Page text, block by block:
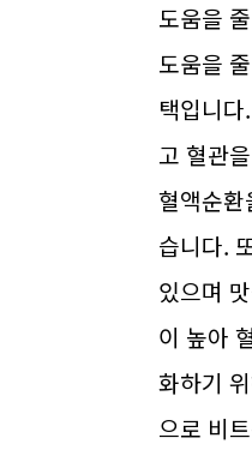
도움을
도움을
택입니
고 혈관
혈액순
습니다.
있으며
이 높아
화하기
으로 비